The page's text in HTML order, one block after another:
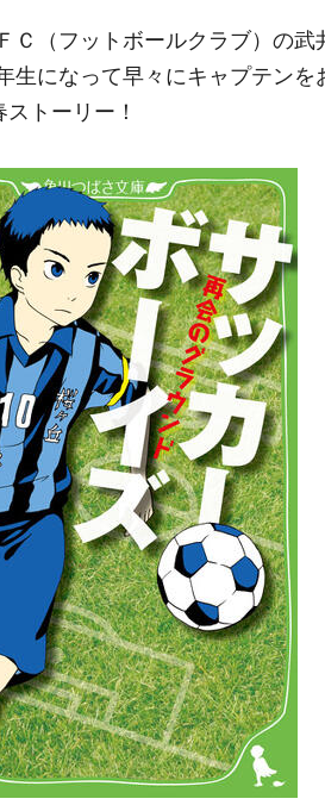
Ｃ（フットボールクラブ）の武
生になって早々にキャプテンを
トーリー！